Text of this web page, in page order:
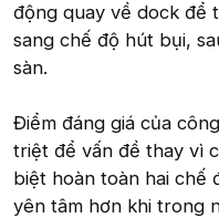
động quay về dock để
sang chế độ hút bụi,
sàn.
Điểm đáng giá của
triệt để vấn đề thay vì
biệt hoàn toàn hai chế
yên tâm hơn khi trong